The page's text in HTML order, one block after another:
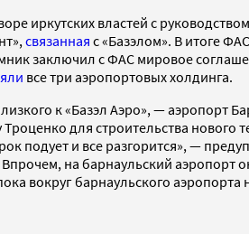
иркутских властей с
связанная с «Базэлом». В итоге ФАС
заключил с ФАС мировое
все три аэропортовых холдинга.
к «Базэл Аэро», — аэропорт
для строительства
подует и все разгорится», —
на барнаульский аэропорт
вокруг барнаульского аэропорта